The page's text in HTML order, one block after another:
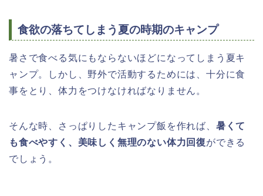
食欲の落ちてしまう夏の時期のキャンプ
暑さで食べる気にもならないほどになってしまう夏キ
ャンプ。しかし、野外で活動するためには、十分に食
事をとり、体力をつけなければなりません。
そんな時、さっぱりしたキャンプ飯を作れば、 暑くて
も食べやすく、美味しく無理のない体力回復ができる
でしょう。